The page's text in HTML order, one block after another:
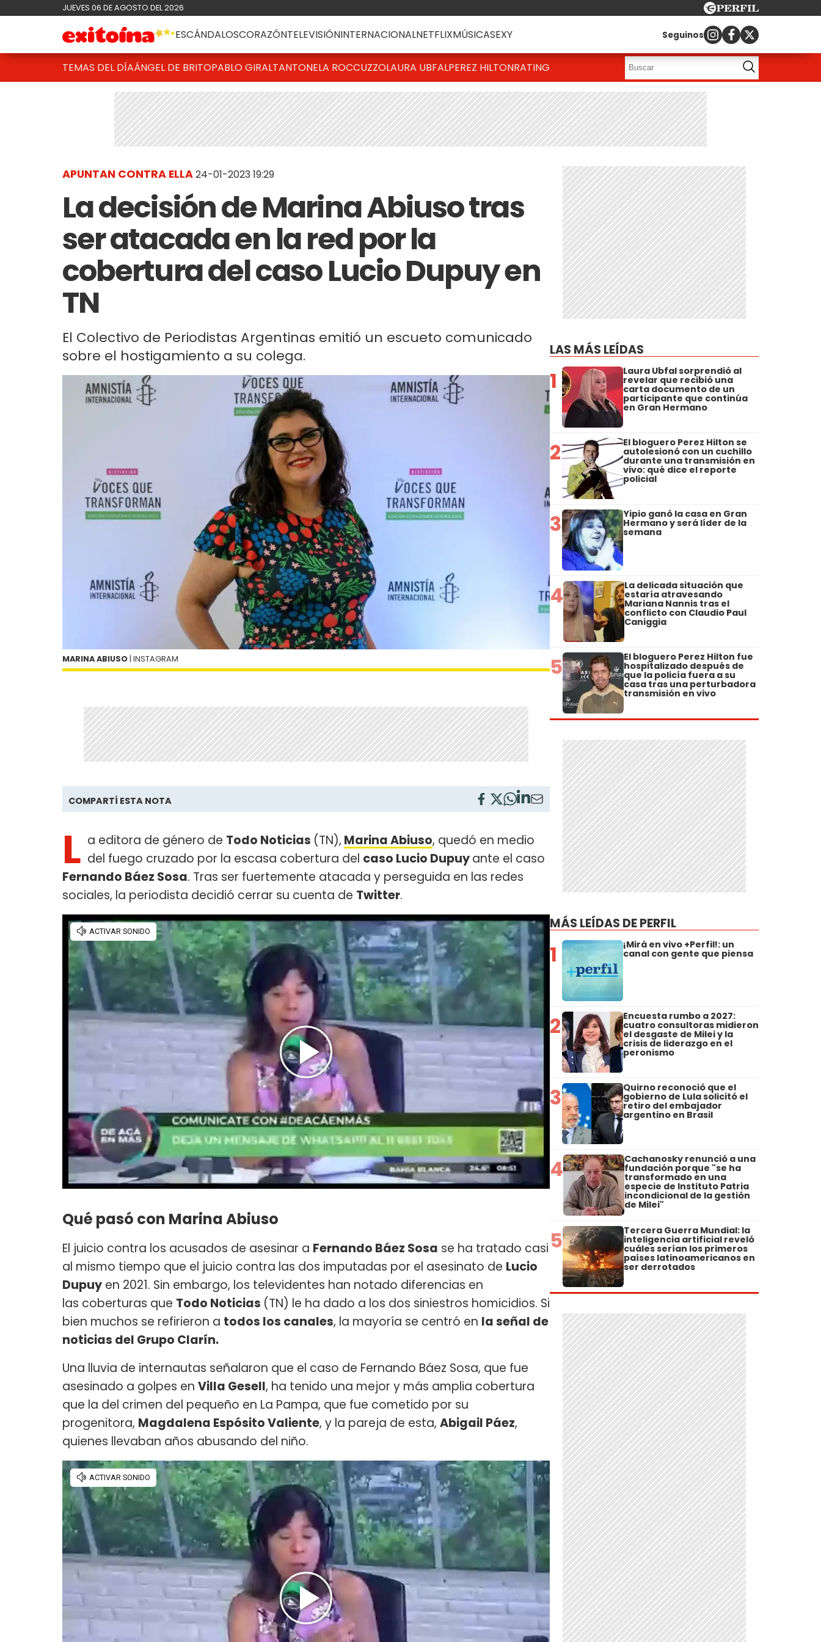
JUEVES 06 DE AGOSTO DEL 2026
ESCÁNDALOSCORAZÓNTELEVISIÓNINTERNACIONALNETFLIXMÚSICASEXY Seguinos
TEMAS DEL DÍAÁNGEL DE BRITOPABLO GIRALTANTONELA ROCCUZZOLAURA UBFALPEREZ HILTONRATING
APUNTAN CONTRA ELLA24-01-2023 19:29
La decisión de Marina Abiuso tras
ser atacada en la red por la
cobertura del caso Lucio Dupuy en
TN
El Colectivo de Periodistas Argentinas emitió un escueto comunicado
sobre el hostigamiento a su colega.
MARINA ABIUSO | INSTAGRAM
COMPARTÍ ESTA NOTA
L a editora de género de Todo Noticias (TN), Marina Abiuso, quedó en medio
del fuego cruzado por la escasa cobertura del caso Lucio Dupuyante el caso
Fernando Báez Sosa. Tras ser fuertemente atacada y perseguida en las redes
sociales, la periodista decidió cerrar su cuenta de Twitter.
Qué pasó con Marina Abiuso
El juicio contra los acusados de asesinar a Fernando Báez Sosa se ha tratado casi
al mismo tiempo que el juicio contra las dos imputadas por el asesinato de Lucio
Dupuy en 2021. Sin embargo, los televidentes han notado diferencias en
las coberturas que Todo Noticias (TN) le ha dado a los dos siniestros homicidios. Si
bien muchos se refirieron a todos los canales, la mayoría se centró en la señal de
noticias del Grupo Clarín.
Una lluvia de internautas señalaron que el caso de Fernando Báez Sosa, que fue
asesinado a golpes en Villa Gesell, ha tenido una mejor y más amplia cobertura
que la del crimen del pequeño en La Pampa, que fue cometido por su
progenitora, Magdalena Espósito Valiente, y la pareja de esta, Abigail Páez,
quienes llevaban años abusando del niño.
LAS MÁS LEÍDAS
1 Laura Ubfal sorprendió al
revelar que recibió una
carta documento de un
participante que continúa
en Gran Hermano
2 El bloguero Perez Hilton se
autolesionó con un cuchillo
durante una transmisión en
vivo: qué dice el reporte
policial
3 Yipio ganó la casa en Gran
Hermano y será líder de la
semana
4 La delicada situación que
estaría atravesando
Mariana Nannis tras el
conflicto con Claudio Paul
Caniggia
5 El bloguero Perez Hilton fue
hospitalizado después de
que la policía fuera a su
casa tras una perturbadora
transmisión en vivo
MÁS LEÍDAS DE PERFIL
1 ¡Mirá en vivo +Perfil!: un
canal con gente que piensa
2 Encuesta rumbo a 2027:
cuatro consultoras midieron
el desgaste de Milei y la
crisis de liderazgo en el
peronismo
3 Quirno reconoció que el
gobierno de Lula solicitó el
retiro del embajador
argentino en Brasil
4 Cachanosky renunció a una
fundación porque "se ha
transformado en una
especie de Instituto Patria
incondicional de la gestión
de Milei"
5 Tercera Guerra Mundial: la
inteligencia artificial reveló
cuáles serían los primeros
países latinoamericanos en
ser derrotados